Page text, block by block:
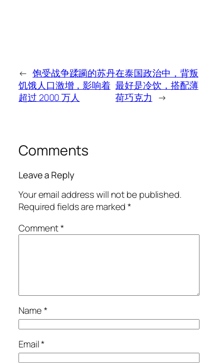
← 饱受战争蹂躏的苏丹
饥饿人口激增，影响着
超过 2000 万人
在泰国政治中，背叛
最好是冷饮，搭配薄
荷巧克力 →
Comments
Leave a Reply
Your email address will not be published.
Required fields are marked*
Comment*
Name*
Email*